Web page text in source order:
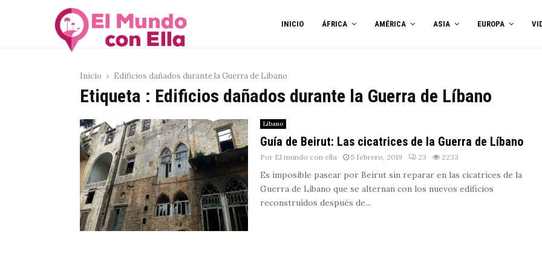
INICIO ÁFRICA AMÉRICA ASIA EUROPA
Inicio Edificios dañados durante la Guerra de Líbano
Etiqueta : Edificios dañados durante la Guerra de Líbano
Líbano
Guía de Beirut: Las cicatrices de la Guerra de Líbano
Por El mundo con ella 5 febrero, 2019 23 2233
Es imposible pasear por Beirut sin reparar en las cicatrices de la
Guerra de Líbano que se alternan con los nuevos edificios
reconstruídos después de...